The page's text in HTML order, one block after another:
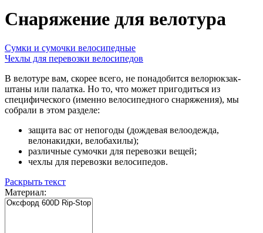
Снаряжение для велотура
Сумки и сумочки велосипедные
Чехлы для перевозки велосипедов
В велотуре вам, скорее всего, не понадобится велорюкзак-
штаны или палатка. Но то, что может пригодиться из
специфического (именно велосипедного снаряжения), мы
собрали в этом разделе:
защита вас от непогоды (дождевая велоодежда,
велонакидки, велобахилы);
различные сумочки для перевозки вещей;
чехлы для перевозки велосипедов.
Раскрыть текст
Материал: